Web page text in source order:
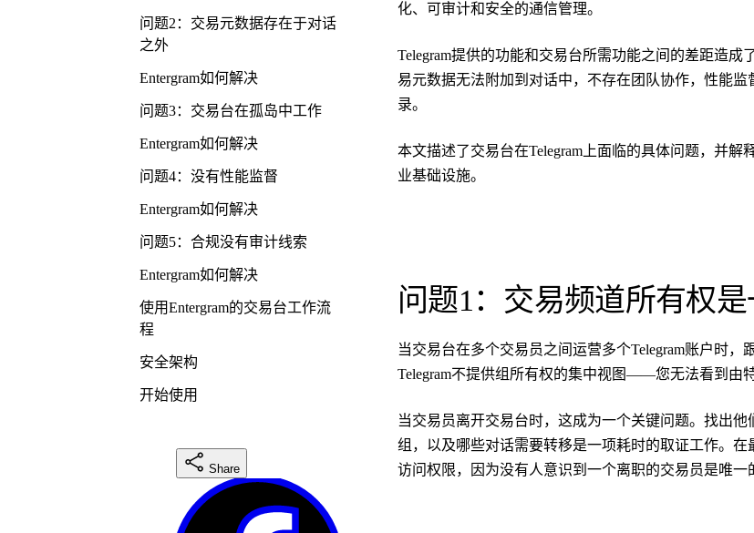
问题2：交易元数据存在于对话
之外
Entergram如何解决
问题3：交易台在孤岛中工作
Entergram如何解决
问题4：没有性能监督
Entergram如何解决
问题5：合规没有审计线索
Entergram如何解决
使用Entergram的交易台工作流
程
安全架构
开始使用
Share
化、可审计和安全的通信管理。
Telegram提供的功能和交易台所需功能之间的差距造
易元数据无法附加到对话中，不存在团队协作，性能
录。
本文描述了交易台在Telegram上面临的具体问题，并解
业基础设施。
问题1：交易频道所有权
当交易台在多个交易员之间运营多个Telegram账户时，
Telegram不提供组所有权的集中视图——您无法看到由
当交易员离开交易台时，这成为一个关键问题。找出
组，以及哪些对话需要转移是一项耗时的取证工作。
访问权限，因为没有人意识到一个离职的交易员是唯一